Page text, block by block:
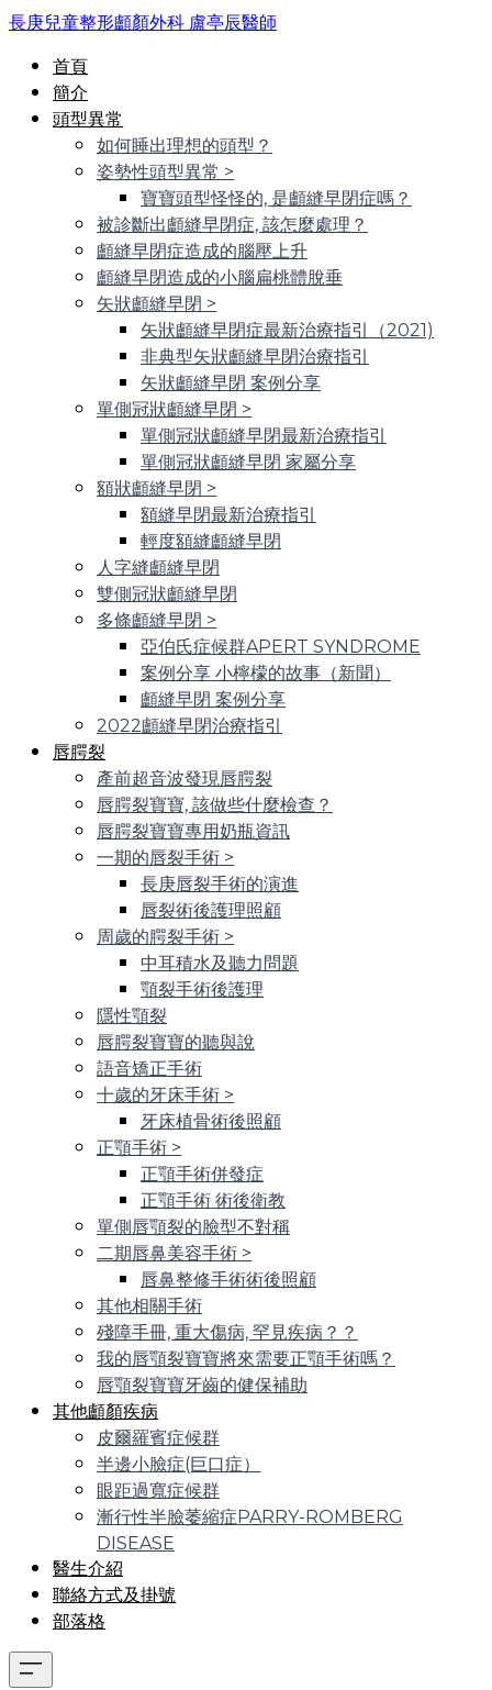
長庚兒童整形顱顏外科 盧亭辰醫師
首頁
簡介
頭型異常
如何睡出理想的頭型？
姿勢性頭型異常 >
寶寶頭型怪怪的, 是顱縫早閉症嗎？
被診斷出顱縫早閉症, 該怎麼處理？
顱縫早閉症造成的腦壓上升
顱縫早閉造成的小腦扁桃體脫垂
矢狀顱縫早閉 >
矢狀顱縫早閉症最新治療指引（2021)
非典型矢狀顱縫早閉治療指引
矢狀顱縫早閉 案例分享
單側冠狀顱縫早閉 >
單側冠狀顱縫早閉最新治療指引
單側冠狀顱縫早閉 家屬分享
額狀顱縫早閉 >
額縫早閉最新治療指引
輕度額縫顱縫早閉
人字縫顱縫早閉
雙側冠狀顱縫早閉
多條顱縫早閉 >
亞伯氏症候群APERT SYNDROME
案例分享 小檸檬的故事（新聞）
顱縫早閉 案例分享
2022顱縫早閉治療指引
唇腭裂
產前超音波發現唇腭裂
唇腭裂寶寶, 該做些什麼檢查？
唇腭裂寶寶專用奶瓶資訊
一期的唇裂手術 >
長庚唇裂手術的演進
唇裂術後護理照顧
周歲的腭裂手術 >
中耳積水及聽力問題
顎裂手術後護理
隱性顎裂
唇腭裂寶寶的聽與說
語音矯正手術
十歲的牙床手術 >
牙床植骨術後照顧
正顎手術 >
正顎手術併發症
正顎手術 術後衛教
單側唇顎裂的臉型不對稱
二期唇鼻美容手術 >
唇鼻整修手術術後照顧
其他相關手術
殘障手冊, 重大傷病, 罕見疾病？？
我的唇顎裂寶寶將來需要正顎手術嗎？
唇顎裂寶寶牙齒的健保補助
其他顱顏疾病
皮爾羅賓症候群
半邊小臉症(巨口症）
眼距過寬症候群
漸行性半臉萎縮症PARRY-ROMBERG
DISEASE
醫生介紹
聯絡方式及掛號
部落格